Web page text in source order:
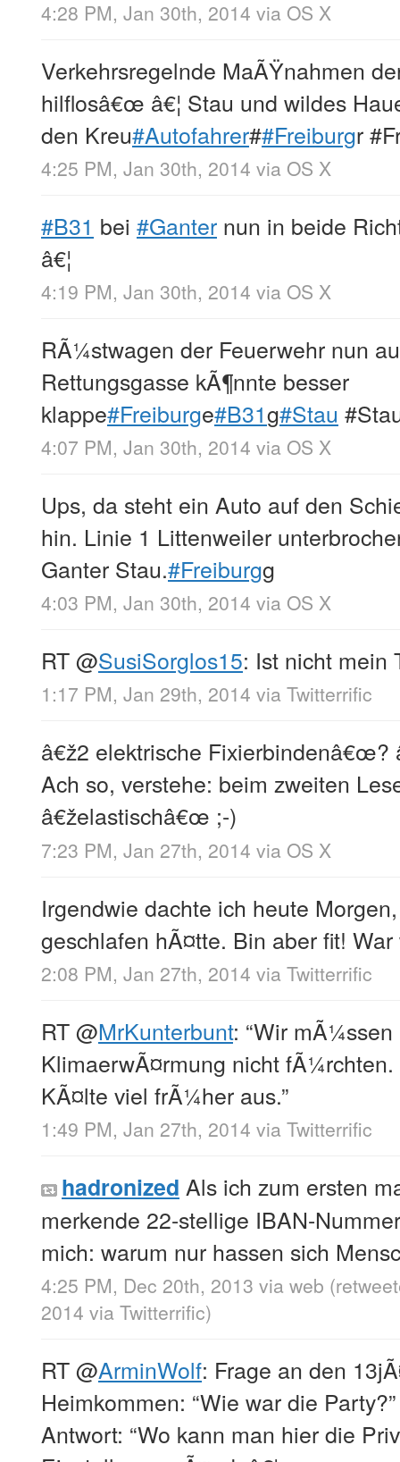
4:28 PM, Jan 30th, 2014 via OS X
Verkehrsregelnde MaÃŸnahmen
hilflosâ€œ â€¦ Stau und wildes
den Kreu#Autofahrer##Freiburgr
4:25 PM, Jan 30th, 2014 via OS X
#B31 bei #Ganter nun in beide
â€¦
4:19 PM, Jan 30th, 2014 via OS X
RÃ¼stwagen der Feuerwehr nun
Rettungsgasse kÃ¶nnte besser
klappe#Freiburge#B31g#Stau
4:07 PM, Jan 30th, 2014 via OS X
Ups, da steht ein Auto auf den
hin. Linie 1 Littenweiler
Ganter Stau.#Freiburgg
4:03 PM, Jan 30th, 2014 via OS X
RT@SusiSorglos15: Ist nicht mein
1:17 PM, Jan 29th, 2014 via Twitterrific
â€ž2 elektrische Fixierbindenâ€œ?
Ach so, verstehe: beim zweiten
â€želastischâ€œ ;-)
7:23 PM, Jan 27th, 2014 via OS X
Irgendwie dachte ich heute
geschlafen hÃ¤tte. Bin aber fit!
2:08 PM, Jan 27th, 2014 via Twitterrific
RT@MrKunterbunt: “Wir mÃ¼ssen
KlimaerwÃ¤rmung nicht
KÃ¤lte viel frÃ¼her aus.”
1:49 PM, Jan 27th, 2014 via Twitterrific
hadronized Als ich zum ersten
merkende 22-stellige IBAN-
mich: warum nur hassen sich
4:25 PM, Dec 20th, 2013 via web
2014 via Twitterrific)
RT@ArminWolf: Frage an den
Heimkommen: “Wie war die Party?”
Antwort: “Wo kann man hier die